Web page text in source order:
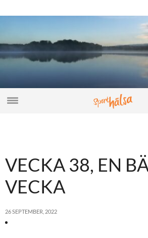
VECKA 38, EN
VECKA
26 SEPTEMBER, 2022